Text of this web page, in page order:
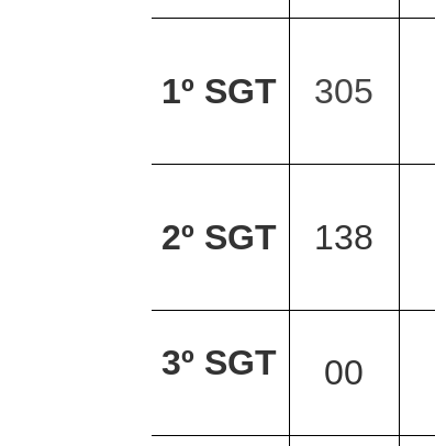
1º SGT 305
2º SGT 138
3º SGT 00